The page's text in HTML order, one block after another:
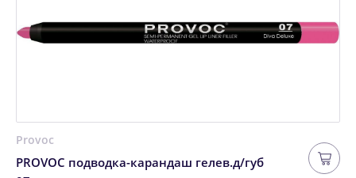
Provoc
PROVOC подводка-карандаш гелев.д/губ